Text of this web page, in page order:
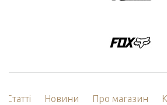
Статті Новини Про магазин